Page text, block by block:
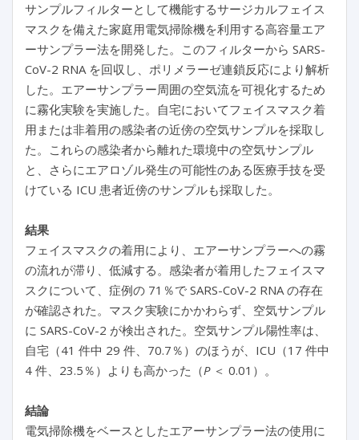
サンプルフィルターとして機能するサージカルフェイス
マスクを備えた家庭用電気掃除機を利用する高容量エア
ーサンプラー法を開発した。このフィルターから SARS-
CoV-2 RNA を回収し、ポリメラーゼ連鎖反応により解析
した。エアーサンプラー周囲の空気流を可視化するため
に霧化実験を実施した。自宅においてフェイスマスク着
用または非着用の感染者の近傍の空気サンプルを採取し
た。これらの感染者から離れた環境中の空気サンプル
と、さらにエアロゾル発生の可能性のある医療手技を受
けている ICU 患者近傍のサンプルも採取した。
結果
フェイスマスクの着用により、エアーサンプラーへの霧
の流れが滞り、低減する。感染者が着用したフェイスマ
スクについて、症例の 71％で SARS-CoV-2 RNA の存在
が確認された。マスク実験にかかわらず、空気サンプル
に SARS-CoV-2 が検出された。空気サンプル陽性率は、
自宅（41 件中 29 件、70.7％）のほうが、ICU（17 件中
4 件、23.5％）よりも高かった（P＜ 0.01）。
結論
電気掃除機をベースとしたエアーサンプラー法の使用に